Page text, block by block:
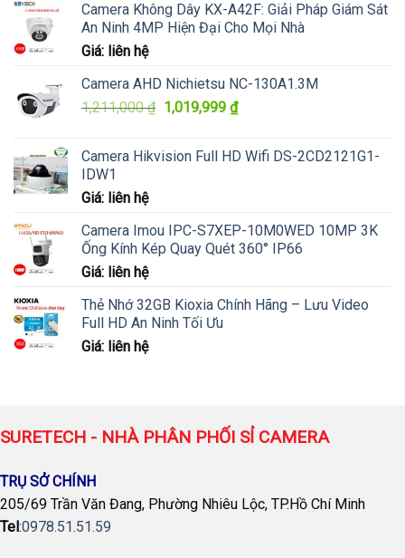
Camera Không Dây KX-A42F: Giải Pháp Giám Sát
An Ninh 4MP Hiện Đại Cho Mọi Nhà
Giá: liên hệ
Camera AHD Nichietsu NC-130A1.3M
1,211,000₫ Giá
1,211,000 ₫.
1,019,999 ₫Giá
là:
Camera Hikvision Full HD Wifi DS-2CD2121G1-
IDW1
Giá: liên hệ
Camera Imou IPC-S7XEP-10M0WED 10MP 3K
Ống Kính Kép Quay Quét 360° IP66
Giá: liên hệ
Thẻ Nhớ 32GB Kioxia Chính Hãng – Lưu Video
Full HD An Ninh Tối Ưu
Giá: liên hệ
SURETECH - NHÀ PHÂN PHỐI SỈ CAMERA
TRỤ SỞ CHÍNH
205/69 Trần Văn Đang, Phường Nhiêu Lộc, TP.Hồ Chí Minh
Tel:0978.51.51.59